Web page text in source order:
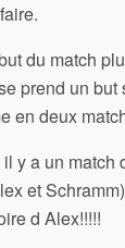
du match
prend un but
en deux
y a un match
et
d Alex!!!!!